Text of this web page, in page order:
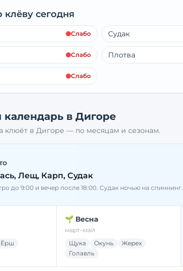
сегодня
Слабо Судак
Слабо Плотва
Слабо
в Дигоре
клюёт в Дигоре — по месяцам и сезонам.
Лещ, Карп, Судак
до 9:00 и вечер после 18:00. Судак ночью на спиннинг.
Ёрш
🌱 Весна
март–май
Щука
Окунь
Жерех
Голавль